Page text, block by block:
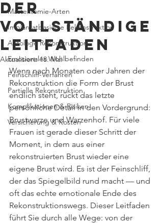
Mastektomie-Arten
Implantatbasierte Rekonstruktion
Autologe Rekonstruktion
Emotionales Wohlbefinden
Feinschliff-Verfahren
Partielle Rekonstruktion
Komplikationen & Risiken
Versicherung & Kosten
der
vollständige
Leitfaden
Aktualisiert:18. Mai
Wenn nach Monaten oder Jahren der
Rekonstruktion die Form der Brust
endlich steht, rückt das letzte
persönliche Detail in den Vordergrund:
Brustwarze und Warzenhof. Für viele
Frauen ist gerade dieser Schritt der
Moment, in dem aus einer
rekonstruierten Brust wieder eine
eigene Brust wird. Es ist der Feinschliff,
der das Spiegelbild rund macht — und
oft das echte emotionale Ende des
Rekonstruktionswegs. Dieser Leitfaden
führt Sie durch alle Wege: von der